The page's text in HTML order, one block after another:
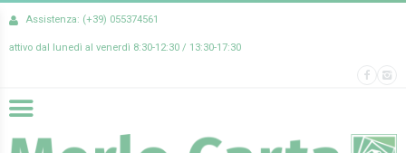
Assistenza: (+39) 055374561
attivo dal lunedì al venerdì 8:30-12:30 / 13:30-17:30